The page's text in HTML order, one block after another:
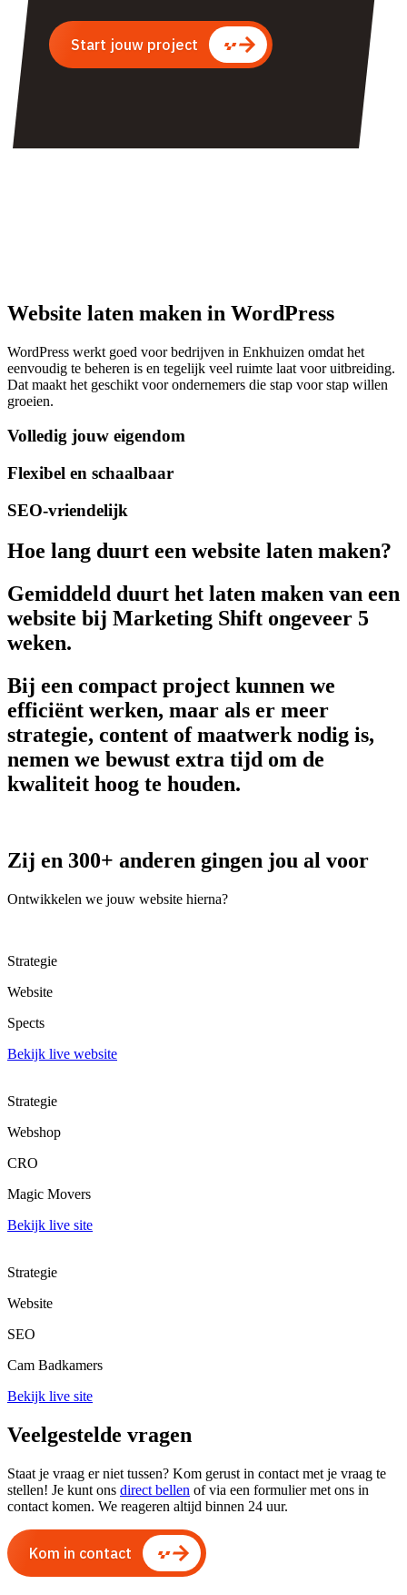
Start jouw project
Website laten maken in WordPress
WordPress werkt goed voor bedrijven in Enkhuizen omdat het
eenvoudig te beheren is en tegelijk veel ruimte laat voor uitbreiding.
Dat maakt het geschikt voor ondernemers die stap voor stap willen
groeien.
Volledig jouw eigendom
Flexibel en schaalbaar
SEO-vriendelijk
Hoe lang duurt een website laten maken?
Gemiddeld duurt het laten maken van een
website bij Marketing Shift ongeveer 5
weken.
Bij een compact project kunnen we
efficiënt werken, maar als er meer
strategie, content of maatwerk nodig is,
nemen we bewust extra tijd om de
kwaliteit hoog te houden.
Zij en 300+ anderen gingen jou al voor
Ontwikkelen we jouw website hierna?
Strategie
Website
Spects
Bekijk live website
Strategie
Webshop
CRO
Magic Movers
Bekijk live site
Strategie
Website
SEO
Cam Badkamers
Bekijk live site
Veelgestelde vragen
Staat je vraag er niet tussen? Kom gerust in contact met je vraag te
stellen! Je kunt ons direct bellen of via een formulier met ons in
contact komen. We reageren altijd binnen 24 uur.
Kom in contact